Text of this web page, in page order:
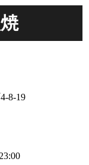
8-19